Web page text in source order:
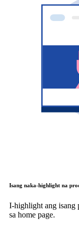
Isang naka-highlight na
I-highlight ang isang
sa home page.